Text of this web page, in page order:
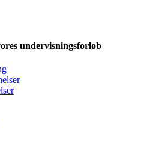
undervisningsforløb